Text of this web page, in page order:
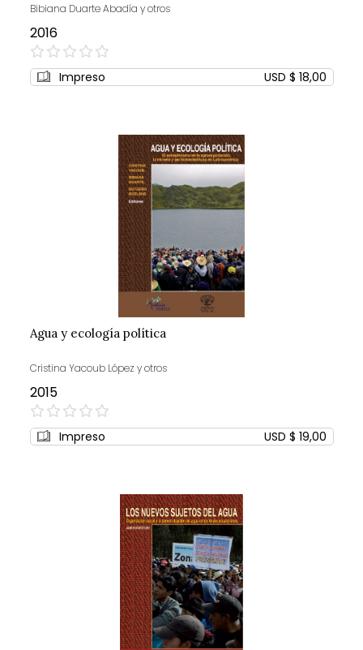
Bibiana Duarte Abadía y otros
2016
0%
Impreso USD $ 18,00
Agua y ecología política
Cristina Yacoub López y otros
2015
0%
Impreso USD $ 19,00